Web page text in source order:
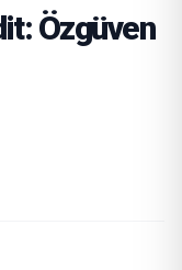
Özgüven